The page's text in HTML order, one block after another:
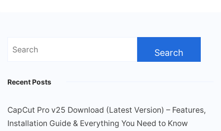
Search
Recent Posts
CapCut Pro v25 Download (Latest Version) – Features,
Installation Guide & Everything You Need to Know